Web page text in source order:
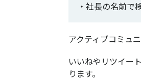
・社長の名前で
アクティブコミュ
いいねやリツイー
ります。